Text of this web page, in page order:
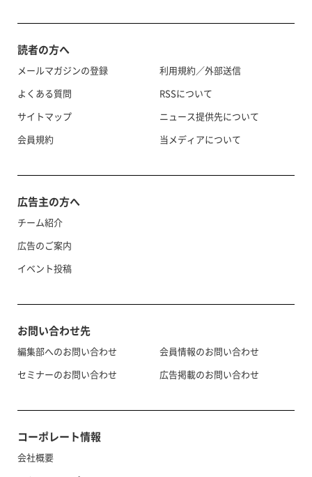
読者の方へ
メールマガジンの登録
よくある質問
サイトマップ
会員規約
利用規約／外部送信
RSSについて
ニュース提供先について
当メディアについて
広告主の方へ
チーム紹介
広告のご案内
イベント投稿
お問い合わせ先
編集部へのお問い合わせ
セミナーのお問い合わせ
会員情報のお問い合わせ
広告掲載のお問い合わせ
コーポレート情報
会社概要